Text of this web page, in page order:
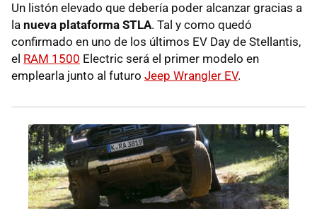
Un listón elevado que debería poder alcanzar gracias a
la nueva plataforma STLA. Tal y como quedó
confirmado en uno de los últimos EV Day de Stellantis,
el RAM 1500 Electric será el primer modelo en
emplearla junto al futuro Jeep Wrangler EV.